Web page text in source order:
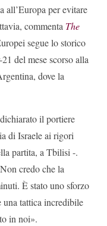
all’Europa per evitare
commenta The
segue lo storico
del mese scorso alla
dove la
il portiere
di Israele ai rigori
partita, a Tbilisi -.
credo che la
È stato uno sforzo
una tattica incredibile
in noi».